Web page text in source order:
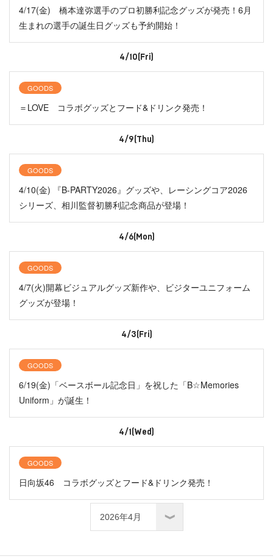
4/17(金) 橋本達弥選手のプロ初勝利記念グッズが発売！6月
生まれの選手の誕生日グッズも予約開始！
4/10(Fri)
GOODS
＝LOVE コラボグッズとフード&ドリンク発売！
4/9(Thu)
GOODS
4/10(金) 『B-PARTY2026』グッズや、レーシングコア2026
シリーズ、相川監督初勝利記念商品が登場！
4/6(Mon)
GOODS
4/7(火)開幕ビジュアルグッズ新作や、ビジターユニフォーム
グッズが登場！
4/3(Fri)
GOODS
6/19(金)「ベースボール記念日」を祝した「B☆Memories
Uniform」が誕生！
4/1(Wed)
GOODS
日向坂46 コラボグッズとフード&ドリンク発売！